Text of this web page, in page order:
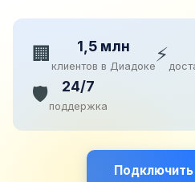
🏢 1,5 млн
клиентов в Диадоке⚡
🛡️ 24/7
поддержка